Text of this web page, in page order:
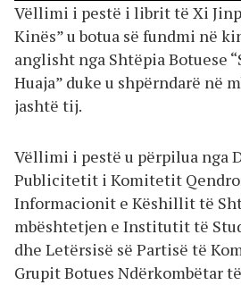
Vëllimi i pestë i librit të Xi
Kinës” u botua së fundmi në
anglisht nga Shtëpia Botuese
Huaja” duke u shpërndarë në
jashtë tij.
Vëllimi i pestë u përpilua nga
Publicitetit i Komitetit
Informacionit e Këshillit të
mbështetjen e Institutit të
dhe Letërsisë së Partisë të
Grupit Botues Ndërkombëtar